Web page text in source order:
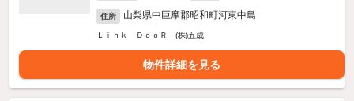
住所 山梨県中巨摩郡昭和町河東中島
Ｌｉｎｋ ＤｏｏＲ (株)五成
物件詳細を見る